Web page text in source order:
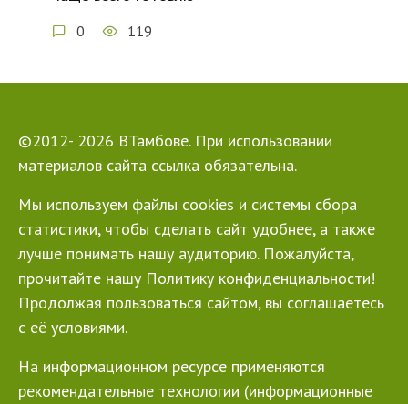
0 119
©2012- 2026 ВТамбове. При использовании
материалов сайта ссылка обязательна.
Мы используем файлы cookies и системы сбора
статистики, чтобы сделать сайт удобнее, а также
лучше понимать нашу аудиторию. Пожалуйста,
прочитайте нашу Политику конфиденциальности!
Продолжая пользоваться сайтом, вы соглашаетесь
с её условиями.
На информационном ресурсе применяются
рекомендательные технологии (информационные